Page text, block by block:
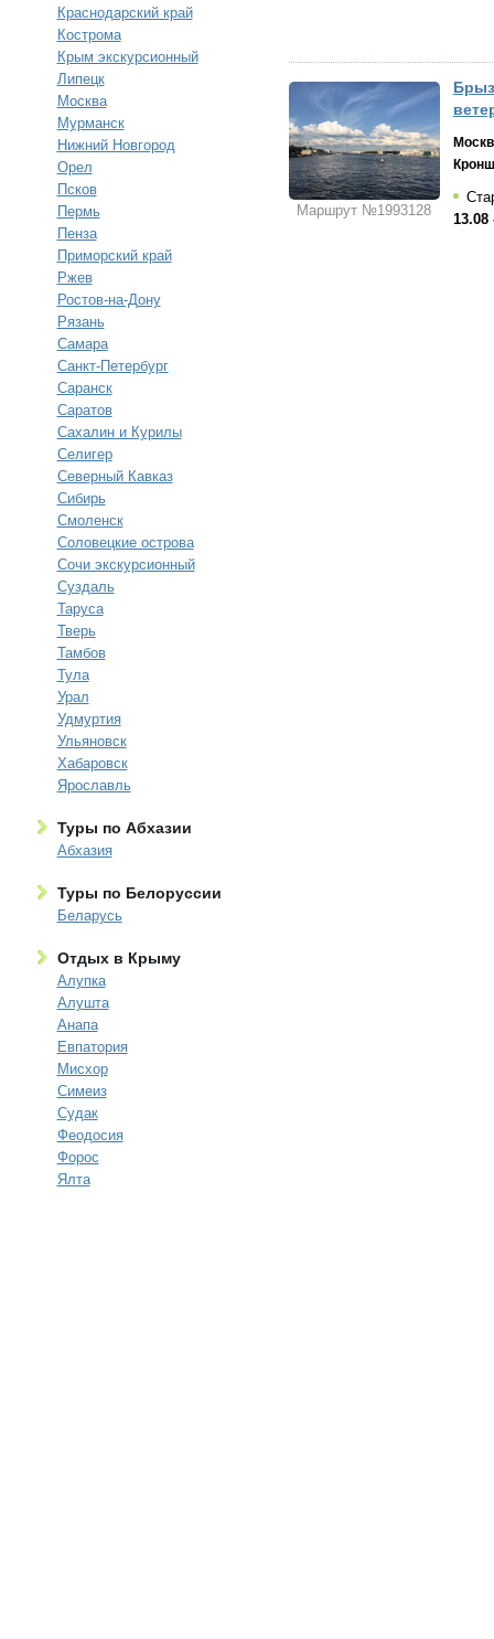
Краснодарский край
Кострома
Крым экскурсионный
Липецк
Москва
Мурманск
Нижний Новгород
Орел
Псков
Пермь
Пенза
Приморский край
Ржев
Ростов-на-Дону
Рязань
Самара
Санкт-Петербург
Саранск
Саратов
Сахалин и Курилы
Селигер
Северный Кавказ
Сибирь
Смоленск
Соловецкие острова
Сочи экскурсионный
Суздаль
Таруса
Тверь
Тамбов
Тула
Урал
Удмуртия
Ульяновск
Хабаровск
Ярославль
Туры по Абхазии
Абхазия
Туры по Белоруссии
Беларусь
Отдых в Крыму
Алупка
Алушта
Анапа
Евпатория
Мисхор
Симеиз
Судак
Феодосия
Форос
Ялта
Маршрут №1993128
13.08